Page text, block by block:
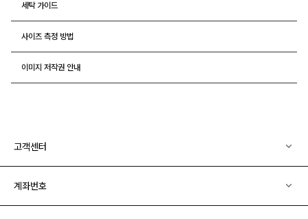
세탁 가이드
사이즈 측정 방법
이미지 저작권 안내
고객센터
계좌번호